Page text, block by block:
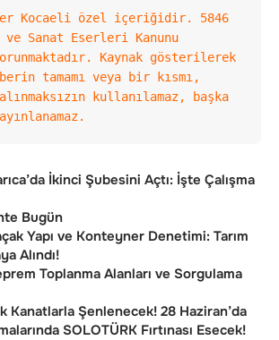
Kocaeli özel içeriğidir. 5846
Sanat Eserleri Kanunu
Kaynak gösterilerek
tamamı veya bir kısmı,
kullanılamaz, başka
İkinci Şubesini Açtı: İşte Çalışma
Bugün
Yapı ve Konteyner Denetimi: Tarım
Alındı!
Toplanma Alanları ve Sorgulama
Kanatlarla Şenlenecek! 28 Haziran’da
SOLOTÜRK Fırtınası Esecek!